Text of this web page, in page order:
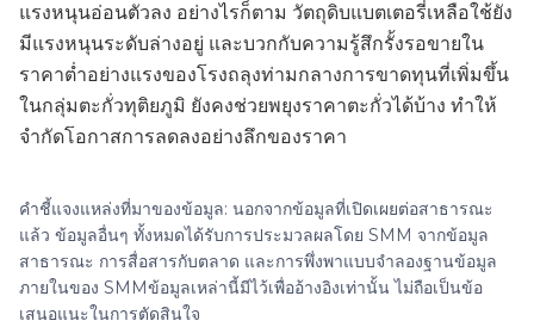
แรงหนุนอ่อนตัวลง อย่างไรก็ตาม วัตถุดิบแบตเตอรี่เหลือใช้ยัง
มีแรงหนุนระดับล่างอยู่ และบวกกับความรู้สึกรั้งรอขายใน
ราคาต่ำอย่างแรงของโรงถลุงท่ามกลางการขาดทุนที่เพิ่มขึ้น
ในกลุ่มตะกั่วทุติยภูมิ ยังคงช่วยพยุงราคาตะกั่วได้บ้าง ทำให้
จำกัดโอกาสการลดลงอย่างลึกของราคา
คำชี้แจงแหล่งที่มาของข้อมูล: นอกจากข้อมูลที่เปิดเผยต่อสาธารณะ
แล้ว ข้อมูลอื่นๆ ทั้งหมดได้รับการประมวลผลโดย SMM จากข้อมูล
สาธารณะ การสื่อสารกับตลาด และการพึ่งพาแบบจำลองฐานข้อมูล
ภายในของ SMMข้อมูลเหล่านี้มีไว้เพื่ออ้างอิงเท่านั้น ไม่ถือเป็นข้อ
เสนอแนะในการตัดสินใจ